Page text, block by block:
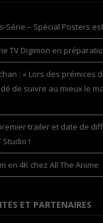
Série – Spécial Posters
TV Digimon en
: « Lors des prémices
de suivre au mieux le
trailer et date de
Studio !
en 4K chez All The Anime
ET PARTENAIRES